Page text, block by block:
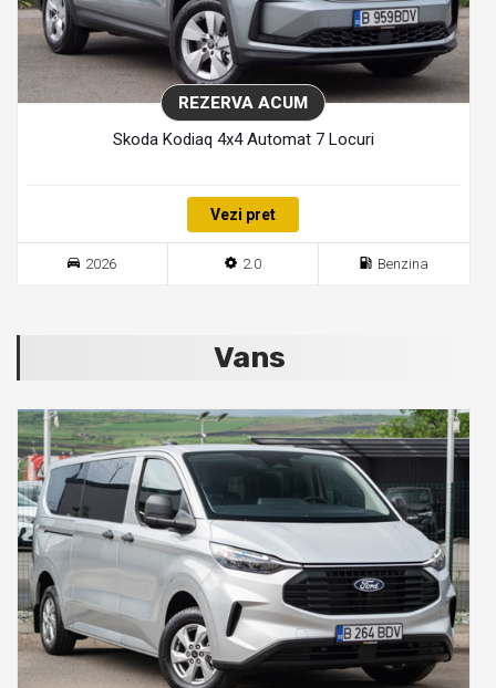
REZERVA ACUM
Skoda Kodiaq 4x4 Automat 7 Locuri
Vezi pret
2026 2.0 Benzina
Vans